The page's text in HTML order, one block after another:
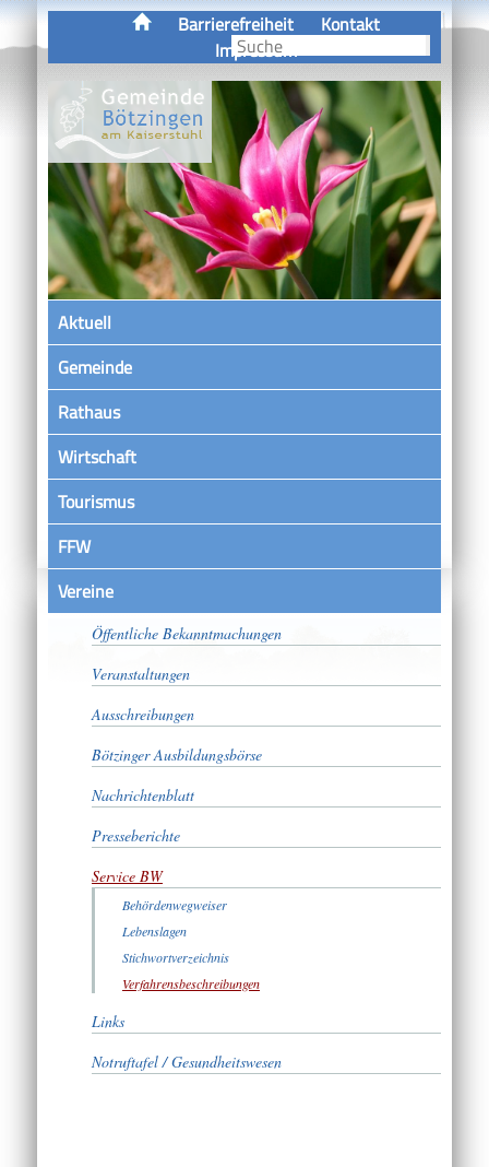
Barrierefreiheit
Kontakt
Impressum
Aktuell
Gemeinde
Rathaus
Wirtschaft
Tourismus
FFW
VereineSatzungen
Öffentliche Bekanntmachungen
Veranstaltungen
Ausschreibungen
Bötzinger Ausbildungsbörse
Nachrichtenblatt
Presseberichte
Service BW
Behördenwegweiser
Lebenslagen
Stichwortverzeichnis
Verfahrensbeschreibungen
Links
Notruftafel / Gesundheitswesen